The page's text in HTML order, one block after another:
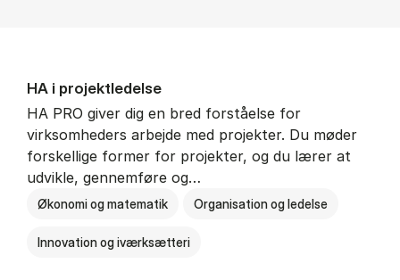
HA i pro­jekt­le­del­se
HA PRO giver dig en bred forståelse for
virksomheders arbejde med projekter. Du møder
forskellige former for projekter, og du lærer at
udvikle, gennemføre og…
Økonomi og matematik Organisation og ledelse
Innovation og iværksætteri